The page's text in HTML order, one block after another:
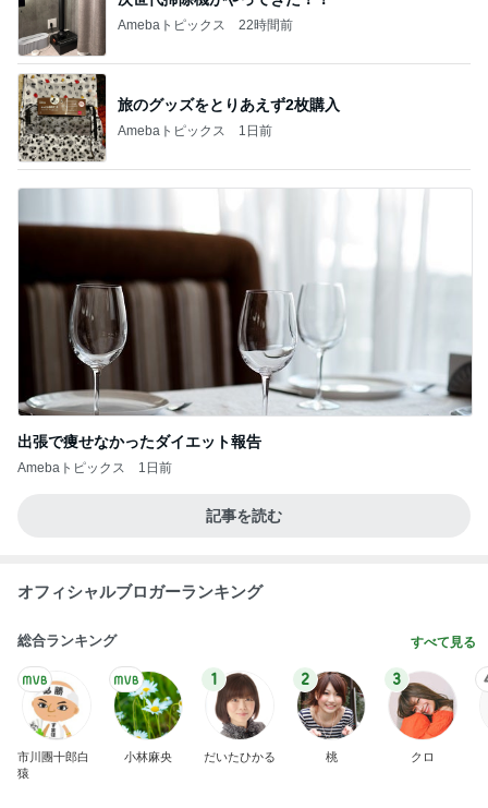
Amebaトピックス 22時間前
旅のグッズをとりあえず2枚購入
Amebaトピックス 1日前
出張で痩せなかったダイエット報告
Amebaトピックス 1日前
記事を読む
オフィシャルブロガーランキング
総合ランキング すべて見る
市川團十郎白
猿
小林麻央
1
だいたひかる
2
桃
3
クロ